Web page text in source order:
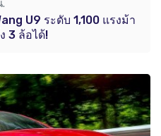
U9 ระดับ 1,100 แรงม้า
3 ล้อได้!